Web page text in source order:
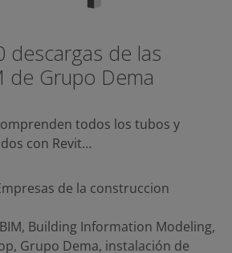
descargas de las
de Grupo Dema
todos los tubos y
con Revit…
de la construccion
BIM, Building Information Modeling,
, Grupo Dema, instalación de